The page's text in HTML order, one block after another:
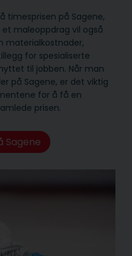
timesprisen på Sagene,
maleoppdrag vil også
materialkostnader,
for spesialiserte
til jobben. Når man
på Sagene, er det viktig
for å få en
prisen.
Sagene